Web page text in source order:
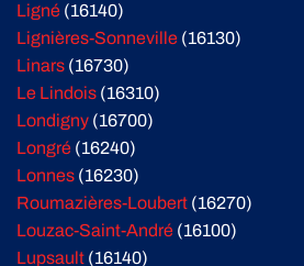
Ligné (16140)
Lignières-Sonneville (16130)
Linars (16730)
Le Lindois (16310)
Londigny (16700)
Longré (16240)
Lonnes (16230)
Roumazières-Loubert (16270)
Louzac-Saint-André (16100)
Lupsault (16140)